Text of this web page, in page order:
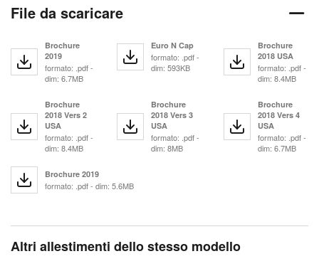
File da scaricare
Brochure
2019
formato: .pdf -
dim: 6.7MB
Euro N Cap
formato: .pdf -
dim: 593KB
Brochure
2018 USA
formato: .pdf -
dim: 8.4MB
Brochure
2018 Vers 2
USA
formato: .pdf -
dim: 8.4MB
Brochure
2018 Vers 3
USA
formato: .pdf -
dim: 8MB
Brochure
2018 Vers 4
USA
formato: .pdf -
dim: 6.7MB
Brochure 2019
formato: .pdf - dim: 5.6MB
Altri allestimenti dello stesso modello